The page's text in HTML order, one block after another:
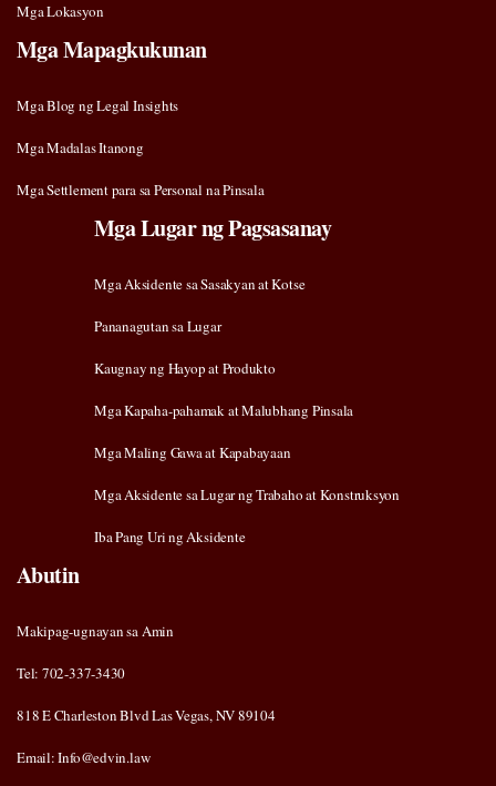
Mga Lokasyon
Mga Mapagkukunan
Mga Blog ng Legal Insights
Mga Madalas Itanong
Mga Settlement para sa Personal na Pinsala
Mga Lugar ng Pagsasanay
Mga Aksidente sa Sasakyan at Kotse
Pananagutan sa Lugar
Kaugnay ng Hayop at Produkto
Mga Kapaha-pahamak at Malubhang Pinsala
Mga Maling Gawa at Kapabayaan
Mga Aksidente sa Lugar ng Trabaho at Konstruksyon
Iba Pang Uri ng Aksidente
Abutin
Makipag-ugnayan sa Amin
Tel: 702-337-3430
818 E Charleston Blvd Las Vegas, NV 89104
Email: Info@edvin.law